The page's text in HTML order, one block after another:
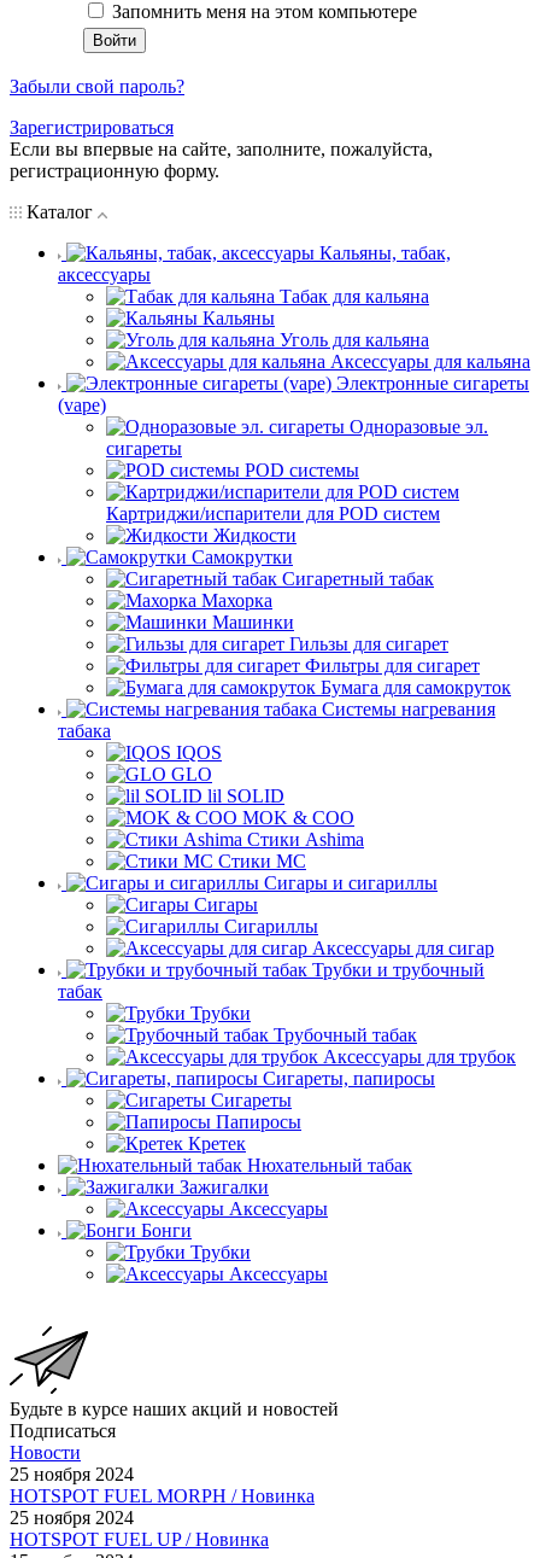
Запомнить меня на этом компьютере
Забыли свой пароль?
Зарегистрироваться
Если вы впервые на сайте, заполните, пожалуйста,
регистрационную форму.
Каталог
Кальяны, табак,
аксессуары
Табак для кальяна
Кальяны
Уголь для кальяна
Аксессуары для кальяна
Электронные сигареты
(vape)
Одноразовые эл.
сигареты
POD системы
Картриджи/испарители для POD систем
Жидкости
Самокрутки
Сигаретный табак
Махорка
Машинки
Гильзы для сигарет
Фильтры для сигарет
Бумага для самокруток
Системы нагревания
табака
IQOS
GLO
lil SOLID
MOK & COO
Стики Ashima
Стики MC
Сигары и сигариллы
Сигары
Сигариллы
Аксессуары для сигар
Трубки и трубочный
табак
Трубки
Трубочный табак
Аксессуары для трубок
Сигареты, папиросы
Сигареты
Папиросы
Кретек
Нюхательный табак
Зажигалки
Аксессуары
Бонги
Трубки
Аксессуары
Будьте в курсе наших акций и новостей
Подписаться
Новости
25 ноября 2024
HOTSPOT FUEL MORPH / Новинка
25 ноября 2024
HOTSPOT FUEL UP / Новинка